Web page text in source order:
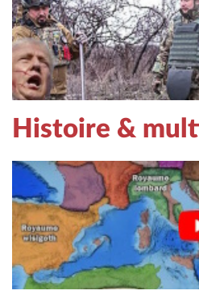
Histoire &